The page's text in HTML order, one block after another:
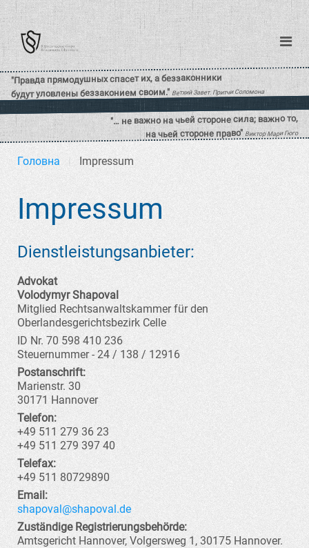
Головна Impressum
Impressum
Dienstleistungsanbieter:
Advokat
Volodymyr Shapoval
Mitglied Rechtsanwaltskammer für den
Oberlandesgerichtsbezirk Celle
ID Nr. 70 598 410 236
Steuernummer - 24 / 138 / 12916
Postanschrift:
Marienstr. 30
30171 Hannover
Telefon:
+49 511 279 36 23
+49 511 279 397 40
Telefax:
+49 511 80729890
Email:
Zuständige Registrierungsbehörde:
Amtsgericht Hannover, Volgersweg 1, 30175 Hannover.